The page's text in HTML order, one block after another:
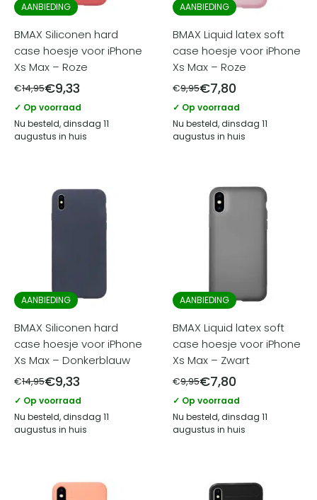
AANBIEDING
BMAX Siliconen hard
case hoesje voor iPhone
Xs Max – Roze
€14,95€9,33
✓ Op voorraad
Nu besteld, dinsdag 11
augustus in huis
AANBIEDING
BMAX Liquid latex soft
case hoesje voor iPhone
Xs Max – Roze
€9,95€7,80
✓ Op voorraad
Nu besteld, dinsdag 11
augustus in huis
AANBIEDING
BMAX Siliconen hard
case hoesje voor iPhone
Xs Max – Donkerblauw
€14,95€9,33
✓ Op voorraad
Nu besteld, dinsdag 11
augustus in huis
AANBIEDING
BMAX Liquid latex soft
case hoesje voor iPhone
Xs Max – Zwart
€9,95€7,80
✓ Op voorraad
Nu besteld, dinsdag 11
augustus in huis